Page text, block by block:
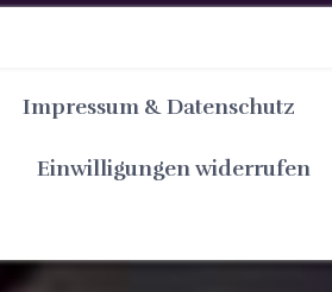
Impressum & Datenschutz
Einwilligungen widerrufen